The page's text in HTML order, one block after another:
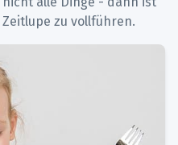
zu vollführen.